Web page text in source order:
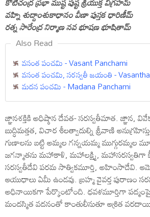
వహ్ని శుద్దాంశుకాధానం వీణా పుస్తక ధారిణీమ్‌
రత్న సారేంద్ర నిర్మాణ నవ భూషణ భూషితామ్‌
Also Read
వసంత పంచమి - Vasant Panchami
వసంత పంచమి, సరస్వతీ జయంతి -
మదన పంచమి - Madana Panchami
జ్ఞానశక్తికి అధిష్ఠాన దేవత- సరస్వతీమాత. జ్ఞాన,
బుద్ధిమత్తత, విచార శీలత్వాదుల్ని శ్రీవాణి
గుణాలను బట్టి అమ్మల గన్నయమ్మ ముగ్గురమ్మల
జగన్మాతను మహాకాళి, మహాలక్ష్మి, మహాసరస్వతిగా
సరస్వతీదేవి పరమ సాత్వికమూర్తి, అహింసాదేవి.
ఆయుధాలు ఏమీ ఉండవు. బ్రహ్మ వైవర్త పురాణం
అధినాయికగా పేర్కొంటోంది. ధవళమూర్తిగా పద్మంపై
మందస్మిత వదనంతో కాంతులీనుతూ ఆశ్రిత